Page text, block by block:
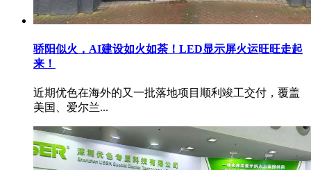
骄阳似火，AI建设如火如荼！LED显示屏火运旺旺走起
来！
近期优色在海外的又一批落地项目顺利竣工交付，覆盖
美国、爱尔兰...